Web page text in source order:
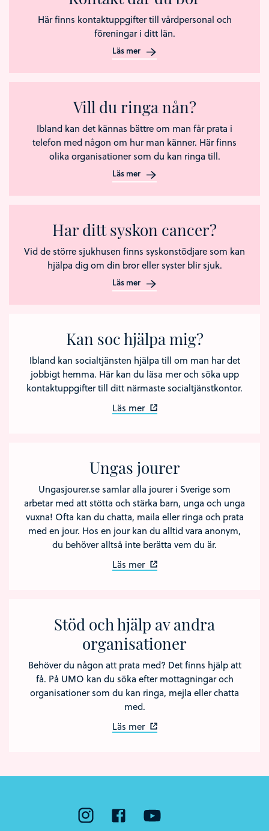
Här finns kontaktuppgifter till vårdpersonal och
föreningar i ditt län.
Läs mer
Vill du ringa nån?
Ibland kan det kännas bättre om man får prata i
telefon med någon om hur man känner. Här finns
olika organisationer som du kan ringa till.
Läs mer
Har ditt syskon cancer?
Vid de större sjukhusen finns syskonstödjare som kan
hjälpa dig om din bror eller syster blir sjuk.
Läs mer
Kan soc hjälpa mig?
Ibland kan socialtjänsten hjälpa till om man har det
jobbigt hemma. Här kan du läsa mer och söka upp
kontaktuppgifter till ditt närmaste socialtjänstkontor.
Läs mer
Ungas jourer
Ungasjourer.se samlar alla jourer i Sverige som
arbetar med att stötta och stärka barn, unga och unga
vuxna! Ofta kan du chatta, maila eller ringa och prata
med en jour. Hos en jour kan du alltid vara anonym,
du behöver alltså inte berätta vem du är.
Läs mer
Stöd och hjälp av andra
organisationer
Behöver du någon att prata med? Det finns hjälp att
få. På UMO kan du söka efter mottagningar och
organisationer som du kan ringa, mejla eller chatta
med.
Läs mer